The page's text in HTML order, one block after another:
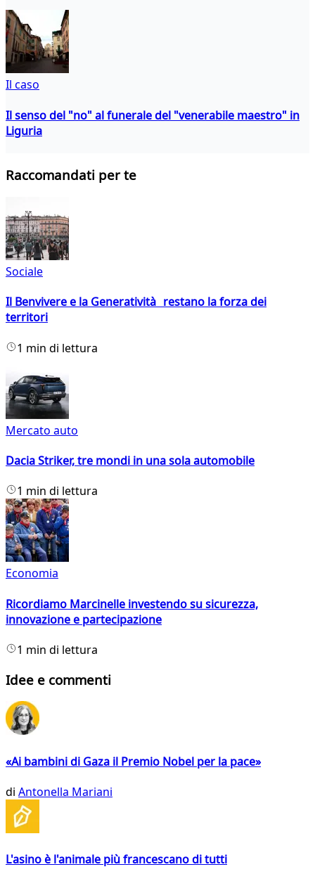
Il caso
Il senso del "no" al funerale del "venerabile maestro" in
Liguria
Raccomandati per te
Sociale
Il Benvivere e la Generatività restano la forza dei
territori
1 min di lettura
Mercato auto
Dacia Striker, tre mondi in una sola automobile
1 min di lettura
Economia
Ricordiamo Marcinelle investendo su sicurezza,
innovazione e partecipazione
1 min di lettura
Idee e commenti
«Ai bambini di Gaza il Premio Nobel per la pace»
di Antonella Mariani
L'asino è l'animale più francescano di tutti